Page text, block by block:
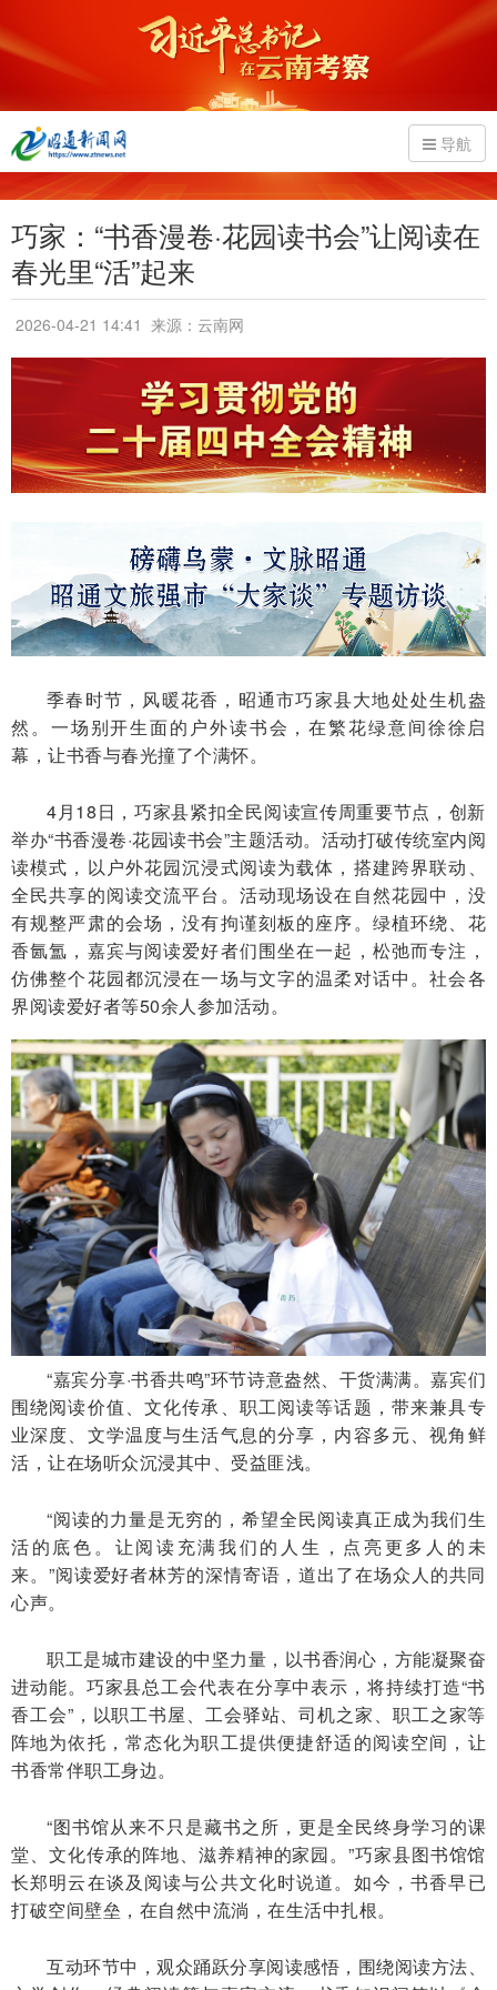
导航
巧家：“书香漫卷·花园读书会”让阅读在
春光里“活”起来
2026-04-21 14:41 来源：云南网
季春时节，风暖花香，昭通市巧家县大地处处生机盎
然。一场别开生面的户外读书会，在繁花绿意间徐徐启
幕，让书香与春光撞了个满怀。
4月18日，巧家县紧扣全民阅读宣传周重要节点，创新
举办“书香漫卷·花园读书会”主题活动。活动打破传统室内阅
读模式，以户外花园沉浸式阅读为载体，搭建跨界联动、
全民共享的阅读交流平台。活动现场设在自然花园中，没
有规整严肃的会场，没有拘谨刻板的座序。绿植环绕、花
香氤氲，嘉宾与阅读爱好者们围坐在一起，松弛而专注，
仿佛整个花园都沉浸在一场与文字的温柔对话中。社会各
界阅读爱好者等50余人参加活动。
“嘉宾分享·书香共鸣”环节诗意盎然、干货满满。嘉宾们
围绕阅读价值、文化传承、职工阅读等话题，带来兼具专
业深度、文学温度与生活气息的分享，内容多元、视角鲜
活，让在场听众沉浸其中、受益匪浅。
“阅读的力量是无穷的，希望全民阅读真正成为我们生
活的底色。让阅读充满我们的人生，点亮更多人的未
来。”阅读爱好者林芳的深情寄语，道出了在场众人的共同
心声。
职工是城市建设的中坚力量，以书香润心，方能凝聚奋
进动能。巧家县总工会代表在分享中表示，将持续打造“书
香工会”，以职工书屋、工会驿站、司机之家、职工之家等
阵地为依托，常态化为职工提供便捷舒适的阅读空间，让
书香常伴职工身边。
“图书馆从来不只是藏书之所，更是全民终身学习的课
堂、文化传承的阵地、滋养精神的家园。”巧家县图书馆馆
长郑明云在谈及阅读与公共文化时说道。如今，书香早已
打破空间壁垒，在自然中流淌，在生活中扎根。
互动环节中，观众踊跃分享阅读感悟，围绕阅读方法、